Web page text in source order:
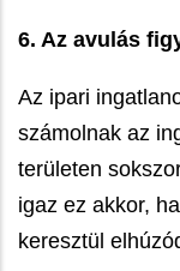
6. Az avulás
Az ipari
számolnak az
területen
igaz ez akkor,
keresztül